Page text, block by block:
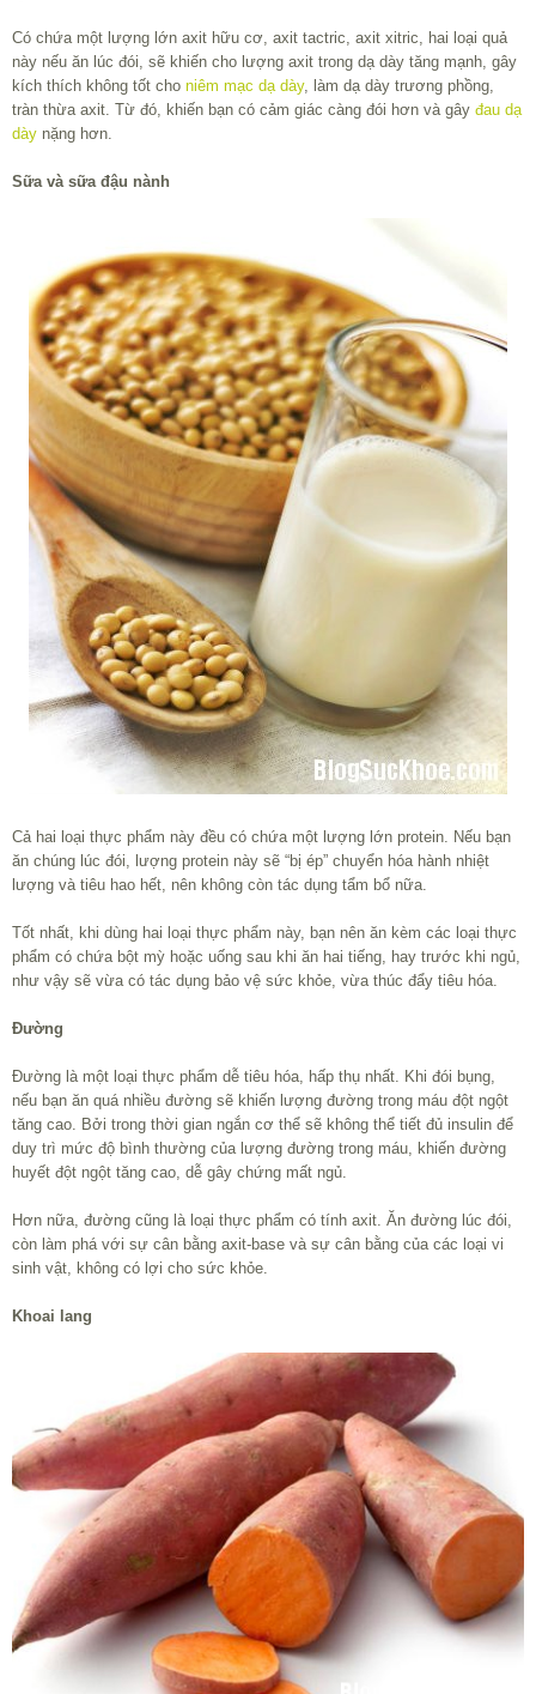
Có chứa một lượng lớn axit hữu cơ, axit tactric, axit xitric, hai loại quả
này nếu ăn lúc đói, sẽ khiến cho lượng axit trong dạ dày tăng mạnh, gây
kích thích không tốt cho niêm mạc dạ dày, làm dạ dày trương phồng,
tràn thừa axit. Từ đó, khiến bạn có cảm giác càng đói hơn và gây đau dạ
dày nặng hơn.
Sữa và sữa đậu nành
Cả hai loại thực phẩm này đều có chứa một lượng lớn protein. Nếu bạn
ăn chúng lúc đói, lượng protein này sẽ “bị ép” chuyển hóa hành nhiệt
lượng và tiêu hao hết, nên không còn tác dụng tẩm bổ nữa.
Tốt nhất, khi dùng hai loại thực phẩm này, bạn nên ăn kèm các loại thực
phẩm có chứa bột mỳ hoặc uống sau khi ăn hai tiếng, hay trước khi ngủ,
như vậy sẽ vừa có tác dụng bảo vệ sức khỏe, vừa thúc đẩy tiêu hóa.
Đường
Đường là một loại thực phẩm dễ tiêu hóa, hấp thụ nhất. Khi đói bụng,
nếu bạn ăn quá nhiều đường sẽ khiến lượng đường trong máu đột ngột
tăng cao. Bởi trong thời gian ngắn cơ thể sẽ không thể tiết đủ insulin để
duy trì mức độ bình thường của lượng đường trong máu, khiến đường
huyết đột ngột tăng cao, dễ gây chứng mất ngủ.
Hơn nữa, đường cũng là loại thực phẩm có tính axit. Ăn đường lúc đói,
còn làm phá với sự cân bằng axit-base và sự cân bằng của các loại vi
sinh vật, không có lợi cho sức khỏe.
Khoai lang